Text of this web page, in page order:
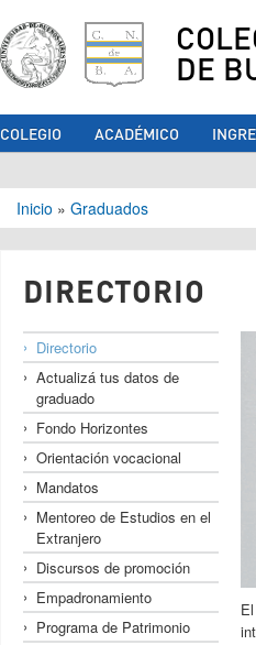
DE
COLEGIO ACADÉMICO
Se encuentra
Inicio » Graduados
DIRECTORIO
Directorio
Actualizá tus datos de
graduado
Fondo Horizontes
Orientación vocacional
Mandatos
Mentoreo de Estudios en el
Extranjero
Discursos de promoción
Empadronamiento
Programa de Patrimonio